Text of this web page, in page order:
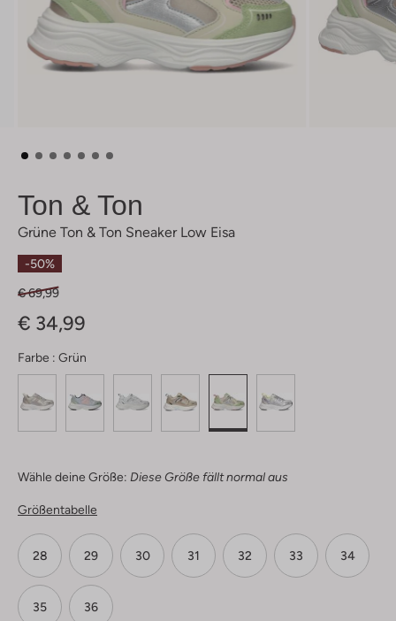
Ton & Ton
Grüne Ton & Ton Sneaker Low Eisa
-50%
€ 69,99
€ 34,99
Farbe : Grün
Wähle deine Größe: Diese Größe fällt normal aus
Größentabelle
28 29 30 31 32 33 34
35 36